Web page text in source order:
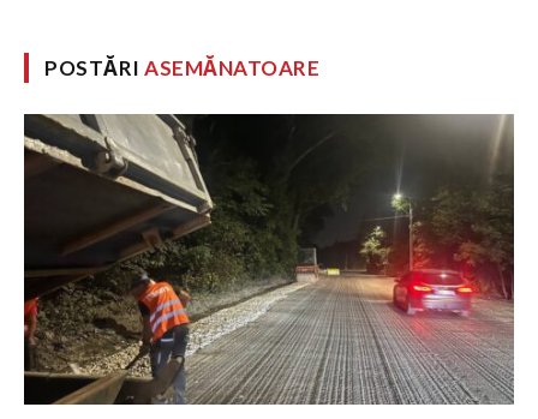
POSTĂRIASEMĂNATOARE